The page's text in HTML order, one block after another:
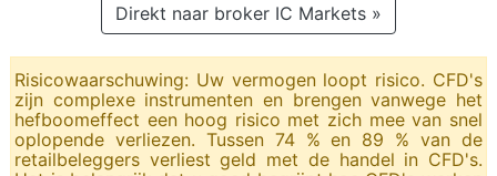
Direkt naar broker IC Markets »
Risicowaarschuwing: Uw vermogen loopt risico. CFD's
zijn complexe instrumenten en brengen vanwege het
hefboomeffect een hoog risico met zich mee van snel
oplopende verliezen. Tussen 74 % en 89 % van de
retailbeleggers verliest geld met de handel in CFD's.